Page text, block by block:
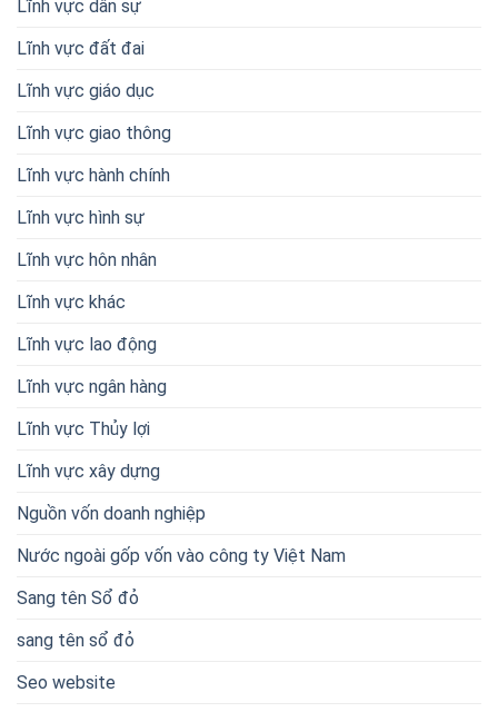
Lĩnh vực dân sự
Lĩnh vực đất đai
Lĩnh vực giáo dục
Lĩnh vực giao thông
Lĩnh vực hành chính
Lĩnh vực hình sự
Lĩnh vực hôn nhân
Lĩnh vực khác
Lĩnh vực lao động
Lĩnh vực ngân hàng
Lĩnh vực Thủy lợi
Lĩnh vực xây dựng
Nguồn vốn doanh nghiệp
Nước ngoài gốp vốn vào công ty Việt Nam
Sang tên Sổ đỏ
sang tên sổ đỏ
Seo website